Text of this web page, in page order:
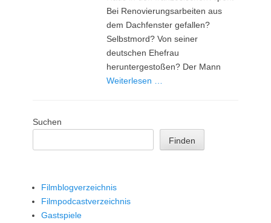
Bei Renovierungsarbeiten aus
dem Dachfenster gefallen?
Selbstmord? Von seiner
deutschen Ehefrau
heruntergestoßen? Der Mann
Weiterlesen …
Suchen
Finden
Filmblogverzeichnis
Filmpodcastverzeichnis
Gastspiele